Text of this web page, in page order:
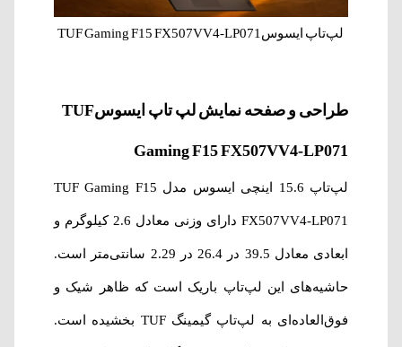
لپ‌‌تاپ ایسوسTUF Gaming F15 FX507VV4-LP071
طراحی و صفحه نمایش لپ‌‌ تاپ ایسوسTUF
Gaming F15 FX507VV4-LP071
لپ‌تاپ 15.6 اینچی ایسوس مدل TUF Gaming F15
FX507VV4-LP071 دارای وزنی معادل 2.6 کیلوگرم و
ابعادی معادل 39.5 در 26.4 در 2.29 سانتی‌متر است.
حاشیه‌های این لپ‌تاپ باریک است که ظاهر شیک و
فوق‌العاده‌ای به لپ‌تاپ گیمینگ TUF بخشیده است.